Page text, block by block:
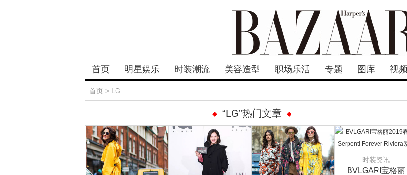
首页 明星娱乐 时装潮流 美容造型 职场乐活 专题 图库 视频
首页 > LG
“LG”热门文章
时装资讯
BVLGARI宝格丽